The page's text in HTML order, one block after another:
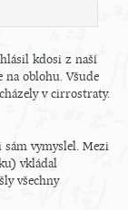
kdosi z naší
oblohu. Všude
v cirrostraty.
vymyslel. Mezi
vkládal
všechny